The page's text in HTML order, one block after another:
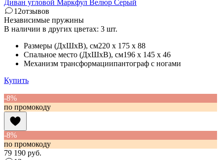
Диван угловой Маркфул Велюр Серый
12отзывов
Независимые пружины
В наличии в других цветах: 3 шт.
Размеры (ДхШхВ), см220 x 175 x 88
Спальное место (ДхШхВ), см196 x 145 x 46
Механизм трансформациипантограф с ногами
Купить
-8%
по промокоду
-8%
по промокоду
79 190 руб.